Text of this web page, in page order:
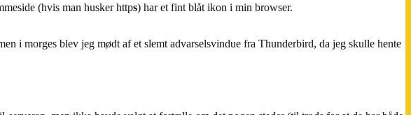
(hvis man husker https) har et fint blåt ikon i min browser.
i morges blev jeg mødt af et slemt advarselsvindue fra Thunderbird, da jeg skulle hente